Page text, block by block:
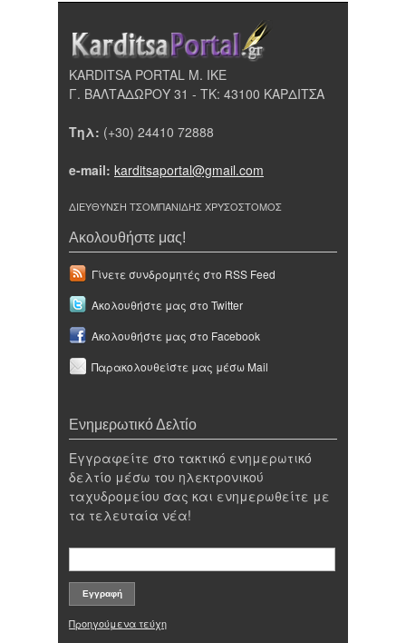
KARDITSA PORTAL Μ. ΙΚΕ
Γ. ΒΑΛΤΑΔΩΡΟΥ 31 - ΤΚ: 43100 ΚΑΡΔΙΤΣΑ
Τηλ: (+30) 24410 72888
e-mail: karditsaportal@gmail.com
ΔΙΕΥΘΥΝΣΗ ΤΣΟΜΠΑΝΙΔΗΣ ΧΡΥΣΟΣΤΟΜΟΣ
Ακολουθήστε μας!
Γίνετε συνδρομητές στο RSS Feed
Ακολουθήστε μας στο Twitter
Ακολουθήστε μας στο Facebook
Παρακολουθείστε μας μέσω Mail
Ενημερωτικό Δελτίο
Εγγραφείτε στο τακτικό ενημερωτικό
δελτίο μέσω του ηλεκτρονικού
ταχυδρομείου σας και ενημερωθείτε με
τα τελευταία νέα!
Προηγούμενα τεύχη